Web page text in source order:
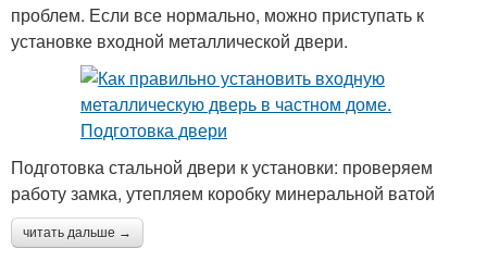
проблем. Если все нормально, можно приступать к
установке входной металлической двери.
Подготовка стальной двери к установки: проверяем
работу замка, утепляем коробку минеральной ватой
читать дальше →